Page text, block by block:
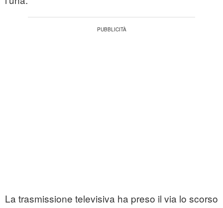
La trasmissione televisiva ha preso il via lo scorso